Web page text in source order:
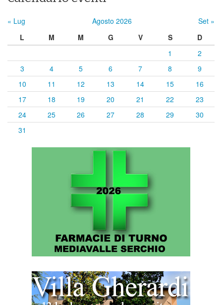
« Lug Agosto 2026
Set »
L
M M G V S
D
1
2
3
4 5 6 7 8
9
10
11 12 13 14 15
16
17
18 19 20 21 22
23
24
25 26 27 28 29
30
31